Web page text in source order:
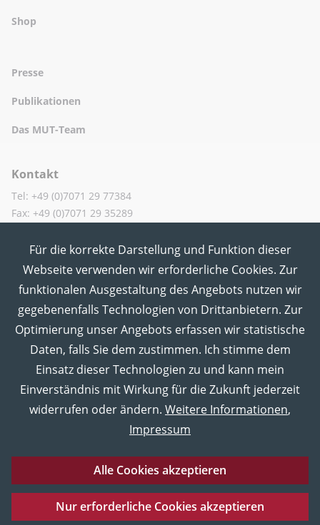
Shop
Presse
Publikationen
Das MUT-Team
Kontakt
Tel: +49 (0)7071 29 77384
Fax: +49 (0)7071 29 35289
MUT in den Sozialen Medien
Eberhard Karls Universität Tübingen Impressum
Datenschutz Barrierefreiheitserklärung Sitemap
Für die korrekte Darstellung und Funktion dieser
Webseite verwenden wir erforderliche Cookies. Zur
funktionalen Ausgestaltung des Angebots nutzen wir
gegebenenfalls Technologien von Drittanbietern. Zur
Optimierung unser Angebots erfassen wir statistische
Daten, falls Sie dem zustimmen. Ich stimme dem
Einsatz dieser Technologien zu und kann mein
Einverständnis mit Wirkung für die Zukunft jederzeit
widerrufen oder ändern. Weitere Informationen,
Impressum
Alle Cookies akzeptieren
Nur erforderliche Cookies akzeptieren